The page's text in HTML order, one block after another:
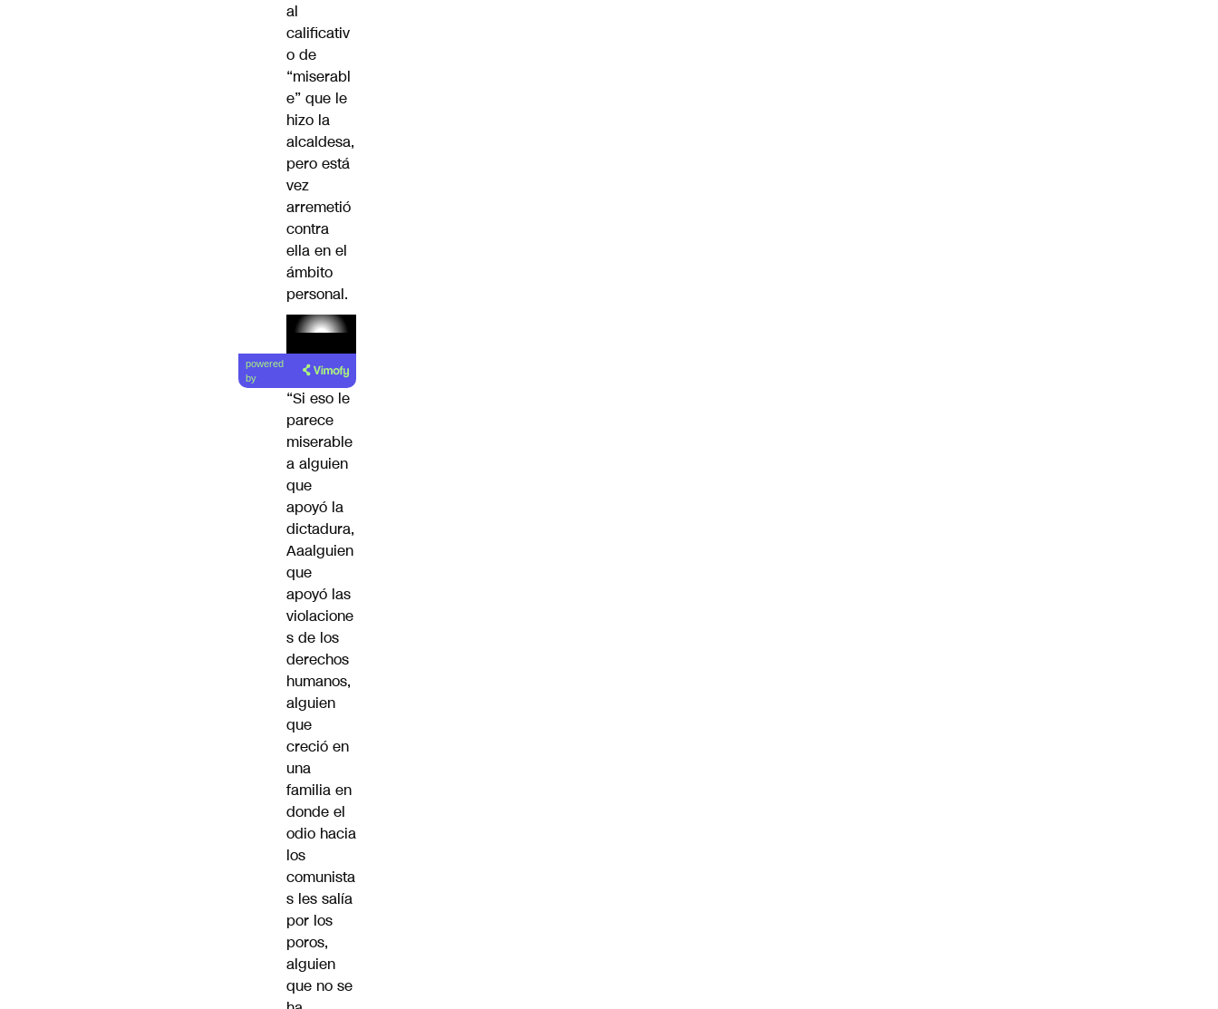
al
calificativ
o de
“miserabl
e” que le
hizo la
alcaldesa,
pero está
vez
arremetió
contra
ella en el
ámbito
personal.
Lea el
artículo
powered
by
“Si eso le
parece
miserable
a alguien
que
apoyó la
dictadura,
Aaalguien
que
apoyó las
violacione
s de los
derechos
humanos,
alguien
que
creció en
una
familia en
donde el
odio hacia
los
comunista
s les salía
por los
poros,
alguien
que no se